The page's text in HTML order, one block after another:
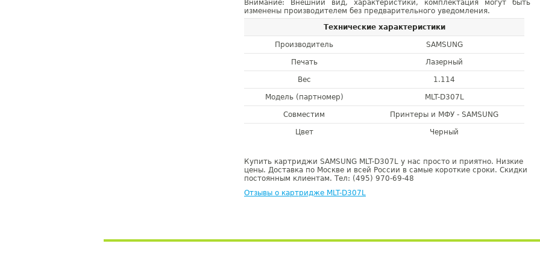
Внимание: Внешний вид, характеристики, комплектация могут быть
изменены производителем без предварительного уведомления.
Технические характеристики
Производитель SAMSUNG
Печать Лазерный
Вес 1.114
Модель (партномер) MLT-D307L
Совместим Принтеры и МФУ - SAMSUNG
Цвет Черный
Купить картриджи SAMSUNG MLT-D307L у нас просто и приятно. Низкие
цены. Доставка по Москве и всей России в самые короткие сроки. Скидки
постоянным клиентам. Тел: (495) 970-69-48
Отзывы о картридже MLT-D307L